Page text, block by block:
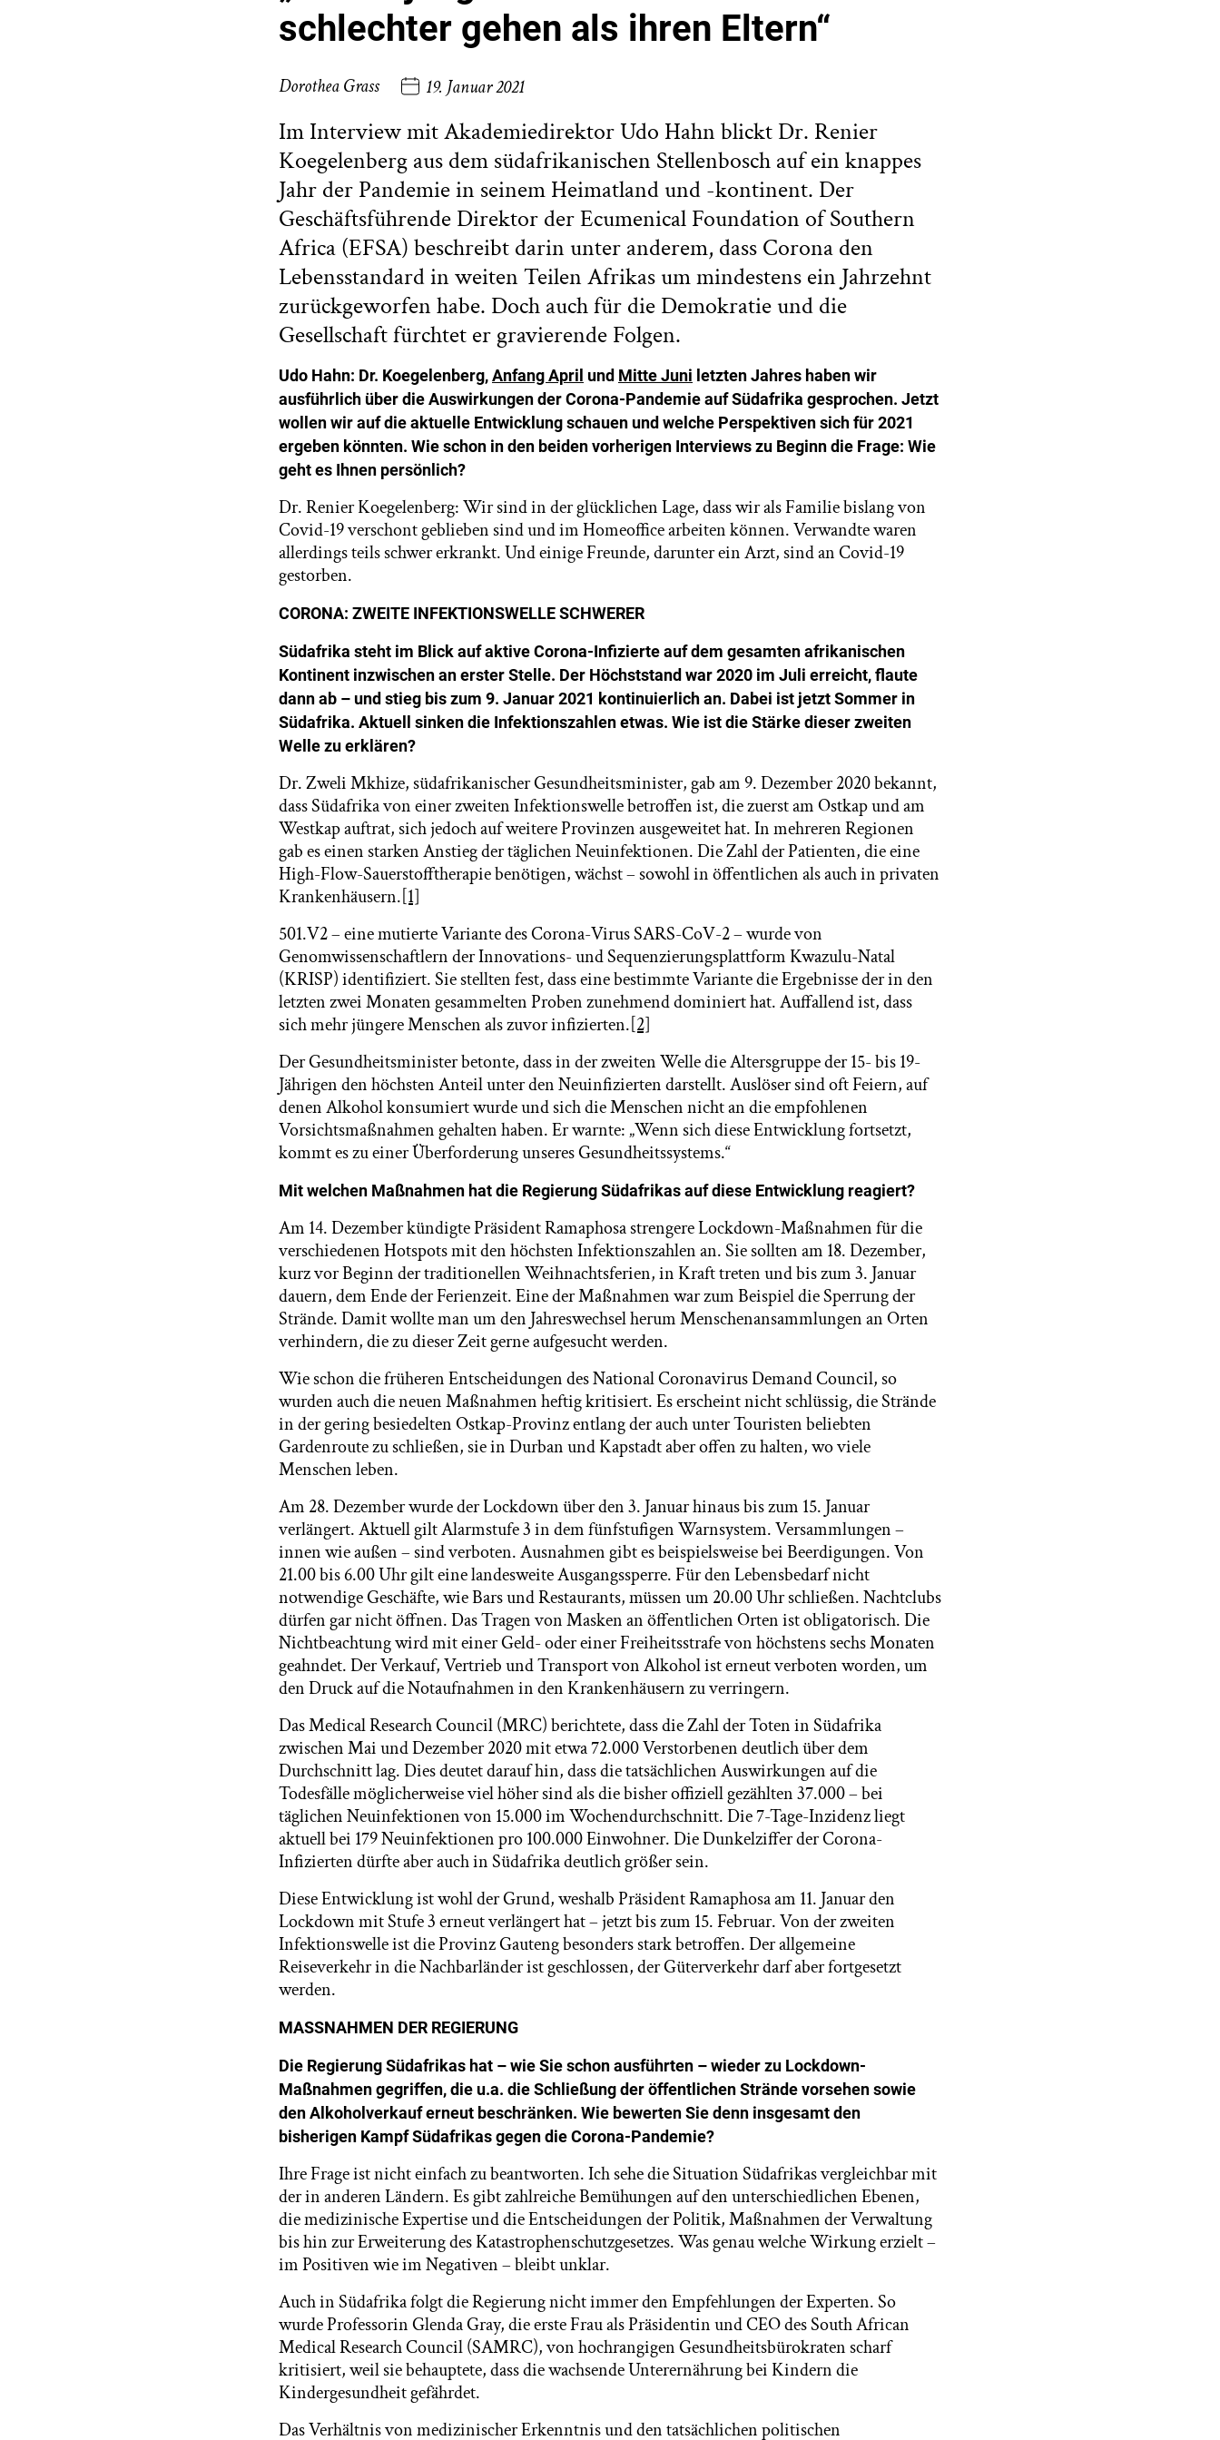
schlechter gehen als ihren Eltern“
Dorothea Grass 19. Januar 2021
Im Interview mit Akademiedirektor Udo Hahn blickt Dr. Renier
Koegelenberg aus dem südafrikanischen Stellenbosch auf ein knappes
Jahr der Pandemie in seinem Heimatland und -kontinent. Der
Geschäftsführende Direktor der Ecumenical Foundation of Southern
Africa (EFSA) beschreibt darin unter anderem, dass Corona den
Lebensstandard in weiten Teilen Afrikas um mindestens ein Jahrzehnt
zurückgeworfen habe. Doch auch für die Demokratie und die
Gesellschaft fürchtet er gravierende Folgen.
Udo Hahn: Dr. Koegelenberg,Anfang April und Mitte Juni letzten Jahres haben wir
ausführlich über die Auswirkungen der Corona-Pandemie auf Südafrika gesprochen. Jetzt
wollen wir auf die aktuelle Entwicklung schauen und welche Perspektiven sich für 2021
ergeben könnten. Wie schon in den beiden vorherigen Interviews zu Beginn die Frage: Wie
geht es Ihnen persönlich?
Dr. Renier Koegelenberg: Wir sind in der glücklichen Lage, dass wir als Familie bislang von
Covid-19 verschont geblieben sind und im Homeoffice arbeiten können. Verwandte waren
allerdings teils schwer erkrankt. Und einige Freunde, darunter ein Arzt, sind an Covid-19
gestorben.
CORONA: ZWEITE INFEKTIONSWELLE SCHWERER
Südafrika steht im Blick auf aktive Corona-Infizierte auf dem gesamten afrikanischen
Kontinent inzwischen an erster Stelle. Der Höchststand war 2020 im Juli erreicht, flaute
dann ab – und stieg bis zum 9. Januar 2021 kontinuierlich an. Dabei ist jetzt Sommer in
Südafrika. Aktuell sinken die Infektionszahlen etwas. Wie ist die Stärke dieser zweiten
Welle zu erklären?
Dr. Zweli Mkhize, südafrikanischer Gesundheitsminister, gab am 9. Dezember 2020 bekannt,
dass Südafrika von einer zweiten Infektionswelle betroffen ist, die zuerst am Ostkap und am
Westkap auftrat, sich jedoch auf weitere Provinzen ausgeweitet hat. In mehreren Regionen
gab es einen starken Anstieg der täglichen Neuinfektionen. Die Zahl der Patienten, die eine
High-Flow-Sauerstofftherapie benötigen, wächst – sowohl in öffentlichen als auch in privaten
Krankenhäusern.[1]
501.V2 – eine mutierte Variante des Corona-Virus SARS-CoV-2 – wurde von
Genomwissenschaftlern der Innovations- und Sequenzierungsplattform Kwazulu-Natal
(KRISP) identifiziert. Sie stellten fest, dass eine bestimmte Variante die Ergebnisse der in den
letzten zwei Monaten gesammelten Proben zunehmend dominiert hat. Auffallend ist, dass
sich mehr jüngere Menschen als zuvor infizierten.[2]
Der Gesundheitsminister betonte, dass in der zweiten Welle die Altersgruppe der 15- bis 19-
Jährigen den höchsten Anteil unter den Neuinfizierten darstellt. Auslöser sind oft Feiern, auf
denen Alkohol konsumiert wurde und sich die Menschen nicht an die empfohlenen
Vorsichtsmaßnahmen gehalten haben. Er warnte: „Wenn sich diese Entwicklung fortsetzt,
kommt es zu einer Überforderung unseres Gesundheitssystems.“
Mit welchen Maßnahmen hat die Regierung Südafrikas auf diese Entwicklung reagiert?
Am 14. Dezember kündigte Präsident Ramaphosa strengere Lockdown-Maßnahmen für die
verschiedenen Hotspots mit den höchsten Infektionszahlen an. Sie sollten am 18. Dezember,
kurz vor Beginn der traditionellen Weihnachtsferien, in Kraft treten und bis zum 3. Januar
dauern, dem Ende der Ferienzeit. Eine der Maßnahmen war zum Beispiel die Sperrung der
Strände. Damit wollte man um den Jahreswechsel herum Menschenansammlungen an Orten
verhindern, die zu dieser Zeit gerne aufgesucht werden.
Wie schon die früheren Entscheidungen des National Coronavirus Demand Council, so
wurden auch die neuen Maßnahmen heftig kritisiert. Es erscheint nicht schlüssig, die Strände
in der gering besiedelten Ostkap-Provinz entlang der auch unter Touristen beliebten
Gardenroute zu schließen, sie in Durban und Kapstadt aber offen zu halten, wo viele
Menschen leben.
Am 28. Dezember wurde der Lockdown über den 3. Januar hinaus bis zum 15. Januar
verlängert. Aktuell gilt Alarmstufe 3 in dem fünfstufigen Warnsystem. Versammlungen –
innen wie außen – sind verboten. Ausnahmen gibt es beispielsweise bei Beerdigungen. Von
21.00 bis 6.00 Uhr gilt eine landesweite Ausgangssperre. Für den Lebensbedarf nicht
notwendige Geschäfte, wie Bars und Restaurants, müssen um 20.00 Uhr schließen. Nachtclubs
dürfen gar nicht öffnen. Das Tragen von Masken an öffentlichen Orten ist obligatorisch. Die
Nichtbeachtung wird mit einer Geld- oder einer Freiheitsstrafe von höchstens sechs Monaten
geahndet. Der Verkauf, Vertrieb und Transport von Alkohol ist erneut verboten worden, um
den Druck auf die Notaufnahmen in den Krankenhäusern zu verringern.
Das Medical Research Council (MRC) berichtete, dass die Zahl der Toten in Südafrika
zwischen Mai und Dezember 2020 mit etwa 72.000 Verstorbenen deutlich über dem
Durchschnitt lag. Dies deutet darauf hin, dass die tatsächlichen Auswirkungen auf die
Todesfälle möglicherweise viel höher sind als die bisher offiziell gezählten 37.000 – bei
täglichen Neuinfektionen von 15.000 im Wochendurchschnitt. Die 7-Tage-Inzidenz liegt
aktuell bei 179 Neuinfektionen pro 100.000 Einwohner. Die Dunkelziffer der Corona-
Infizierten dürfte aber auch in Südafrika deutlich größer sein.
Diese Entwicklung ist wohl der Grund, weshalb Präsident Ramaphosa am 11. Januar den
Lockdown mit Stufe 3 erneut verlängert hat – jetzt bis zum 15. Februar. Von der zweiten
Infektionswelle ist die Provinz Gauteng besonders stark betroffen. Der allgemeine
Reiseverkehr in die Nachbarländer ist geschlossen, der Güterverkehr darf aber fortgesetzt
werden.
MASSNAHMEN DER REGIERUNG
Die Regierung Südafrikas hat – wie Sie schon ausführten – wieder zu Lockdown-
Maßnahmen gegriffen, die u.a. die Schließung der öffentlichen Strände vorsehen sowie
den Alkoholverkauf erneut beschränken. Wie bewerten Sie denn insgesamt den
bisherigen Kampf Südafrikas gegen die Corona-Pandemie?
Ihre Frage ist nicht einfach zu beantworten. Ich sehe die Situation Südafrikas vergleichbar mit
der in anderen Ländern. Es gibt zahlreiche Bemühungen auf den unterschiedlichen Ebenen,
die medizinische Expertise und die Entscheidungen der Politik, Maßnahmen der Verwaltung
bis hin zur Erweiterung des Katastrophenschutzgesetzes. Was genau welche Wirkung erzielt –
im Positiven wie im Negativen – bleibt unklar.
Auch in Südafrika folgt die Regierung nicht immer den Empfehlungen der Experten. So
wurde Professorin Glenda Gray, die erste Frau als Präsidentin und CEO des South African
Medical Research Council (SAMRC), von hochrangigen Gesundheitsbürokraten scharf
kritisiert, weil sie behauptete, dass die wachsende Unterernährung bei Kindern die
Kindergesundheit gefährdet.
Das Verhältnis von medizinischer Erkenntnis und den tatsächlichen politischen